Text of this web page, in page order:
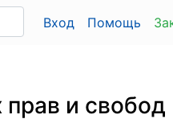
Вход Помощь
и свобод